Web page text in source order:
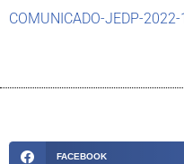
COMUNICADO-JEDP-
FACEBOOK